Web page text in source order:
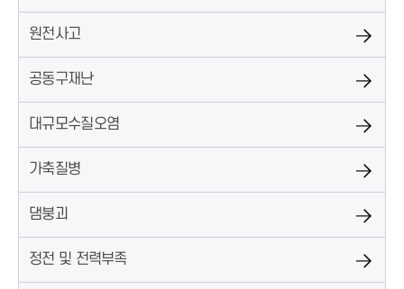
원전사고
공동구재난
대규모수질오염
가축질병
댐붕괴
정전 및 전력부족